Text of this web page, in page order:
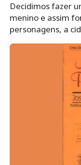
Decidimos fazer
menino e assim
personagens, a